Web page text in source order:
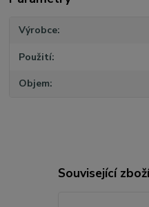
Výrobce
Použití
Objem
Související